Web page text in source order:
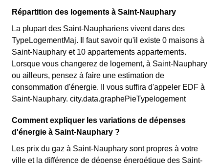
Répartition des logements à Saint-Nauphary
La plupart des Saint-Nauphariens vivent dans des
TypeLogementMaj. Il faut savoir qu'il existe 0 maisons à
Saint-Nauphary et 10 appartements appartements.
Lorsque vous changerez de logement, à Saint-Nauphary
ou ailleurs, pensez à faire une estimation de
consommation d'énergie. Il vous suffira d'appeler EDF à
Saint-Nauphary. city.data.graphePieTypelogement
Comment expliquer les variations de dépenses
d'énergie à Saint-Nauphary ?
Les prix du gaz à Saint-Nauphary sont propres à votre
ville et la différence de dépense énergétique des Saint-